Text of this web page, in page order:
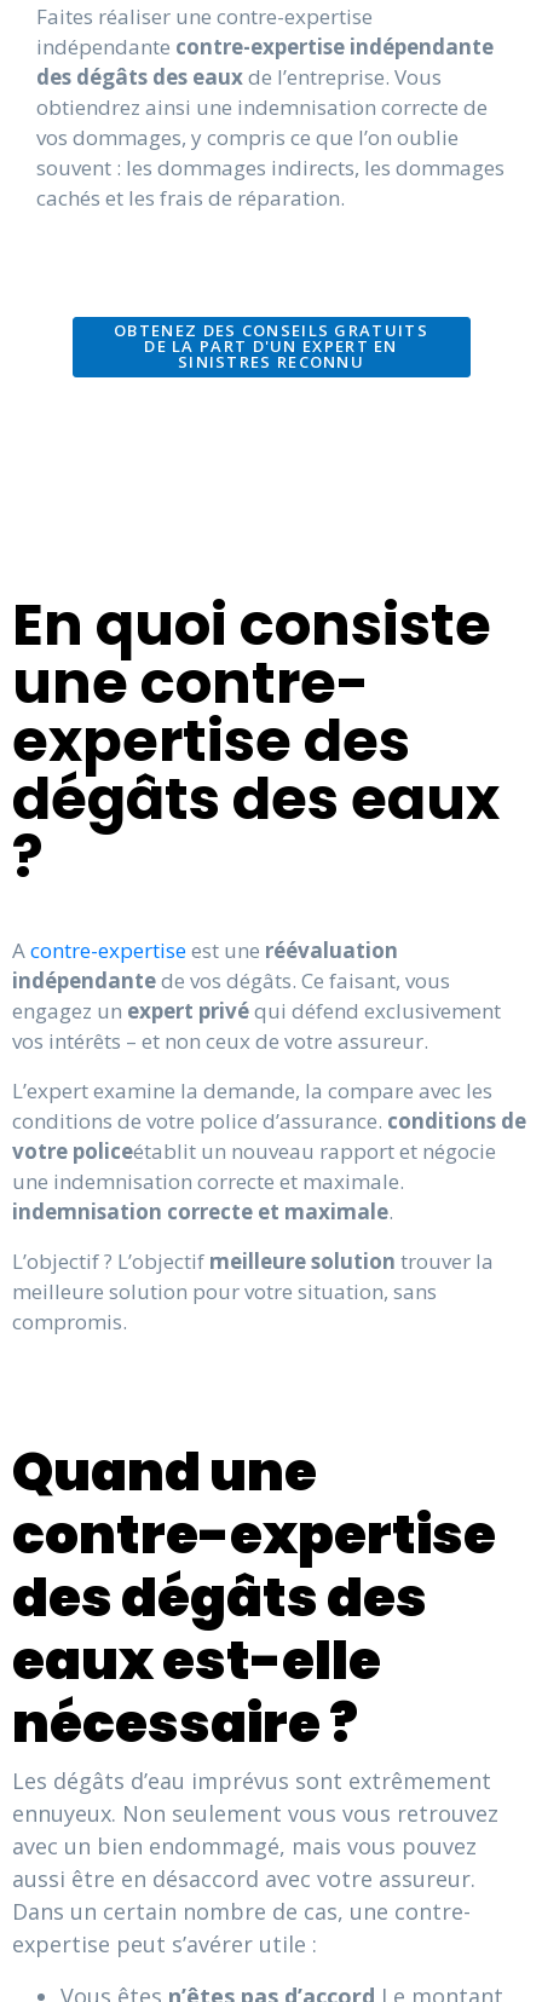
Faites réaliser une contre-expertise
indépendante contre-expertise indépendante
des dégâts des eauxde l’entreprise. Vous
obtiendrez ainsi une indemnisation correcte de
vos dommages, y compris ce que l’on oublie
souvent : les dommages indirects, les dommages
cachés et les frais de réparation.
OBTENEZ DES CONSEILS GRATUITS
DE LA PART D'UN EXPERT EN
SINISTRES RECONNU
En quoi consiste
une contre-
expertise des
dégâts des eaux
?
Acontre-expertiseest une réévaluation
indépendantede vos dégâts. Ce faisant, vous
engagez un expert privéqui défend exclusivement
vos intérêts – et non ceux de votre assureur.
L’expert examine la demande, la compare avec les
conditions de votre police d’assurance. conditions de
votre policeétablit un nouveau rapport et négocie
une indemnisation correcte et maximale.
indemnisation correcte et maximale.
L’objectif ? L’objectif meilleure solution trouver la
meilleure solution pour votre situation, sans
compromis.
Quand une
contre-expertise
des dégâts des
eaux est-elle
nécessaire ?
Les dégâts d’eau imprévus sont extrêmement
ennuyeux. Non seulement vous vous retrouvez
avec un bien endommagé, mais vous pouvez
aussi être en désaccord avec votre assureur.
Dans un certain nombre de cas, une contre-
expertise peut s’avérer utile :
Vous êtes n’êtes pas d’accord Le montant